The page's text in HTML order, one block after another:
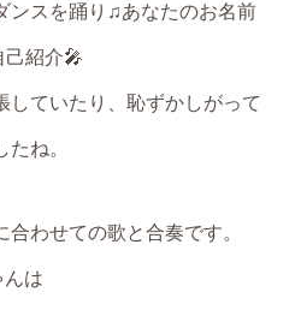
ンスを踊り♫あなたのお名前
紹介🎤
していたり、恥ずかしがって
ね。
わせての歌と合奏です。
んは